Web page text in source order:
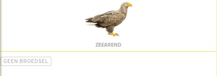
ZEEAREND
GEEN BROEDSEL